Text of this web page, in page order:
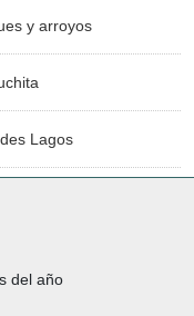
y arroyos
Lagos
del año